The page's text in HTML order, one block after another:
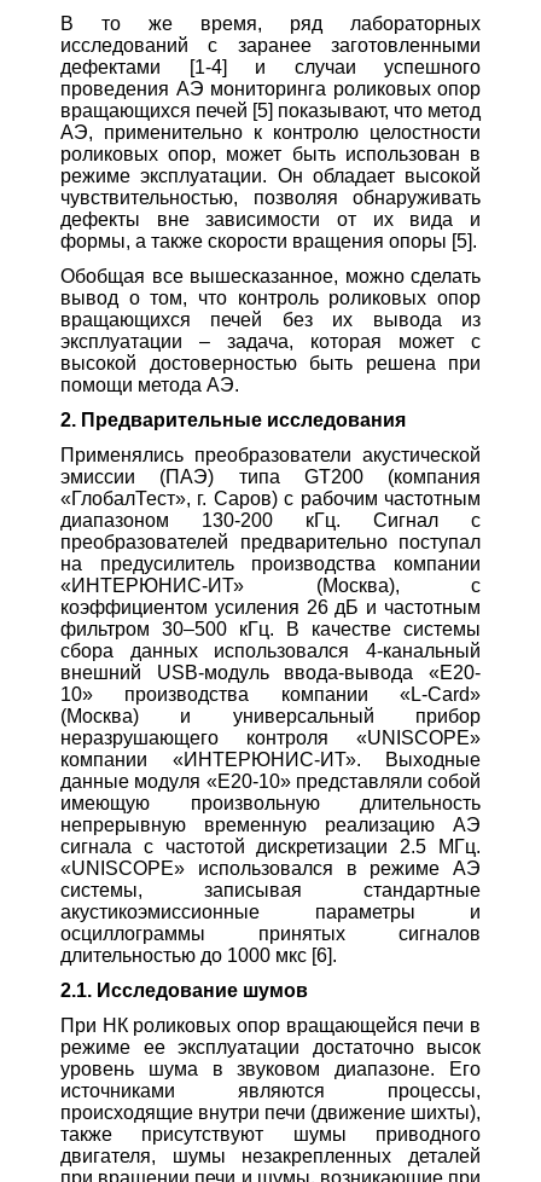
В то же время, ряд лабораторных
исследований с заранее заготовленными
дефектами [1-4] и случаи успешного
проведения АЭ мониторинга роликовых опор
вращающихся печей [5] показывают, что метод
АЭ, применительно к контролю целостности
роликовых опор, может быть использован в
режиме эксплуатации. Он обладает высокой
чувствительностью, позволяя обнаруживать
дефекты вне зависимости от их вида и
формы, а также скорости вращения опоры [5].
Обобщая все вышесказанное, можно сделать
вывод о том, что контроль роликовых опор
вращающихся печей без их вывода из
эксплуатации – задача, которая может с
высокой достоверностью быть решена при
помощи метода АЭ.
2. Предварительные исследования
Применялись преобразователи акустической
эмиссии (ПАЭ) типа GT200 (компания
«ГлобалТест», г. Саров) с рабочим частотным
диапазоном 130-200 кГц. Сигнал с
преобразователей предварительно поступал
на предусилитель производства компании
«ИНТЕРЮНИС-ИТ» (Москва), с
коэффициентом усиления 26 дБ и частотным
фильтром 30–500 кГц. В качестве системы
сбора данных использовался 4-канальный
внешний USB-модуль ввода-вывода «E20-
10» производства компании «L-Card»
(Москва) и универсальный прибор
неразрушающего контроля «UNISCOPE»
компании «ИНТЕРЮНИС-ИТ». Выходные
данные модуля «E20-10» представляли собой
имеющую произвольную длительность
непрерывную временную реализацию АЭ
сигнала с частотой дискретизации 2.5 МГц.
«UNISCOPE» использовался в режиме АЭ
системы, записывая стандартные
акустикоэмиссионные параметры и
осциллограммы принятых сигналов
длительностью до 1000 мкс [6].
2.1. Исследование шумов
При НК роликовых опор вращающейся печи в
режиме ее эксплуатации достаточно высок
уровень шума в звуковом диапазоне. Его
источниками являются процессы,
происходящие внутри печи (движение шихты),
также присутствуют шумы приводного
двигателя, шумы незакрепленных деталей
при вращении печи и шумы, возникающие при